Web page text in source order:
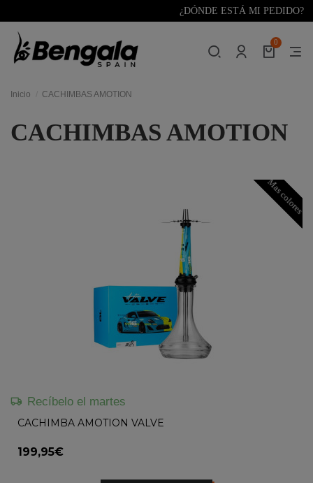
¿DÓNDE ESTÁ MI PEDIDO?
0
Inicio CACHIMBAS AMOTION
CACHIMBAS AMOTION
Mas colores
Recíbelo el martes
CACHIMBA AMOTION VALVE
199,95€